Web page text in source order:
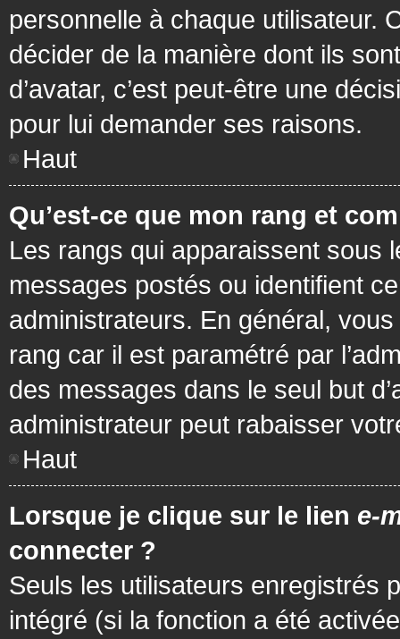
personnelle à chaque utilisateur.
décider de la manière dont ils
d’avatar, c’est peut-être une
pour lui demander ses raisons.
Haut
Qu’est-ce que mon rang et
Les rangs qui apparaissent sous
messages postés ou identifient
administrateurs. En général,
rang car il est paramétré par
des messages dans le seul but
administrateur peut rabaisser
Haut
Lorsque je clique sur le lien e-
connecter ?
Seuls les utilisateurs enregistrés
intégré (si la fonction a été